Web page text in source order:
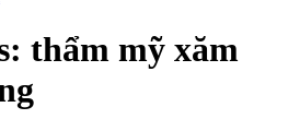
thẩm mỹ xăm